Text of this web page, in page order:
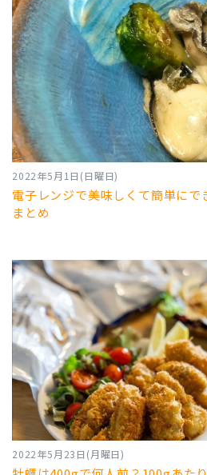
2022年5月1日(日曜日)
電子レンジで美味しくて簡単に
まとめ
2022年5月23日(月曜日)